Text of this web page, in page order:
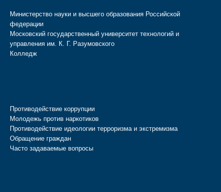
Министерство науки и высшего образования Российской
федерации
Московский государственный университет технологий и
управления им. К. Г. Разумовского
Колледж
Противодействие коррупции
Молодежь против наркотиков
Противодействие идеологии терроризма и экстремизма
Обращение граждан
Часто задаваемые вопросы